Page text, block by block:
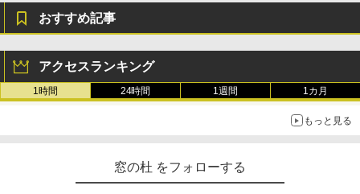
おすすめ記事
アクセスランキング
1時間 24時間 1週間 1カ月
もっと見る
窓の杜 をフォローする